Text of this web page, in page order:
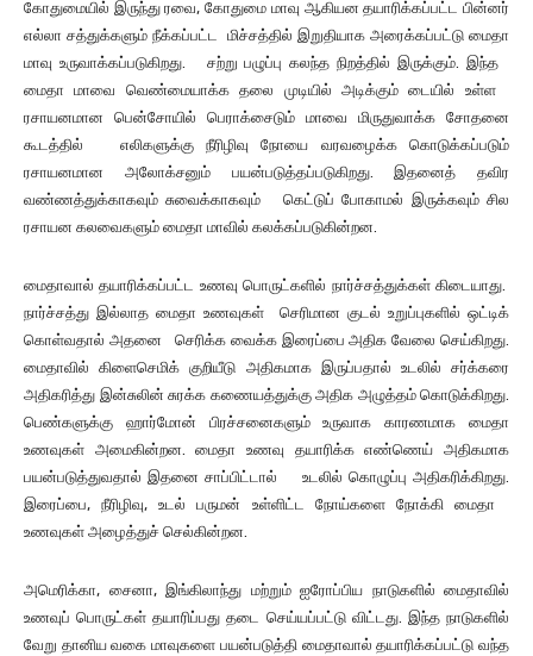
கோதுமையில் இருந்து ரவை, கோதுமை மாவு ஆகியன தயாரிக்கப்பட்ட பின்னர்
எல்லா சத்துக்களும் நீக்கப்பட்ட மிச்சத்தில் இறுதியாக அரைக்கப்பட்டு மைதா
மாவு உருவாக்கப்படுகிறது. சற்று பழுப்பு கலந்த நிறத்தில் இருக்கும். இந்த
மைதா மாவை வெண்மையாக்க தலை முடியில் அடிக்கும் டையில் உள்ள
ரசாயனமான பென்சோயில் பெராக்சைடும் மாவை மிருதுவாக்க சோதனை
கூடத்தில் எலிகளுக்கு நீரிழிவு நோயை வரவழைக்க கொடுக்கப்படும்
ரசாயனமான அலோக்சனும் பயன்படுத்தப்படுகிறது. இதனைத் தவிர
வண்ணத்துக்காகவும் சுவைக்காகவும் கெட்டுப் போகாமல் இருக்கவும் சில
ரசாயன கலவைகளும் மைதா மாவில் கலக்கப்படுகின்றன.
மைதாவால் தயாரிக்கப்பட்ட உணவு பொருட்களில் நார்ச்சத்துக்கள் கிடையாது.
நார்ச்சத்து இல்லாத மைதா உணவுகள் செரிமான குடல் உறுப்புகளில் ஒட்டிக்
கொள்வதால் அதனை செரிக்க வைக்க இரைப்பை அதிக வேலை செய்கிறது.
மைதாவில் கிளைசெமிக் குறியீடு அதிகமாக இருப்பதால் உடலில் சர்க்கரை
அதிகரித்து இன்சுலின் சுரக்க கணையத்துக்கு அதிக அழுத்தம் கொடுக்கிறது.
பெண்களுக்கு ஹார்மோன் பிரச்சனைகளும் உருவாக காரணமாக மைதா
உணவுகள் அமைகின்றன. மைதா உணவு தயாரிக்க எண்ணெய் அதிகமாக
பயன்படுத்துவதால் இதனை சாப்பிட்டால் உடலில் கொழுப்பு அதிகரிக்கிறது.
இரைப்பை, நீரிழிவு, உடல் பருமன் உள்ளிட்ட நோய்களை நோக்கி மைதா
உணவுகள் அழைத்துச் செல்கின்றன.
அமெரிக்கா, சைனா, இங்கிலாந்து மற்றும் ஐரோப்பிய நாடுகளில் மைதாவில்
உணவுப் பொருட்கள் தயாரிப்பது தடை செய்யப்பட்டு விட்டது. இந்த நாடுகளில்
வேறு தானிய வகை மாவுகளை பயன்படுத்தி மைதாவால் தயாரிக்கப்பட்டு வந்த